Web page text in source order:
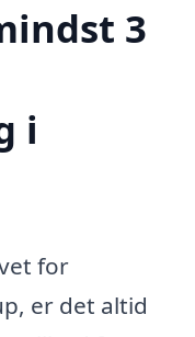
3
i
for
er det altid